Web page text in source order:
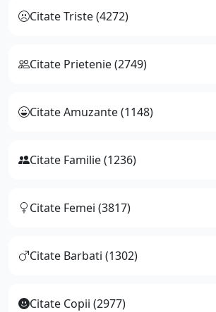
Citate Triste (4272)
Citate Prietenie (2749)
Citate Amuzante (1148)
Citate Familie (1236)
Citate Femei (3817)
Citate Barbati (1302)
Citate Copii (2977)